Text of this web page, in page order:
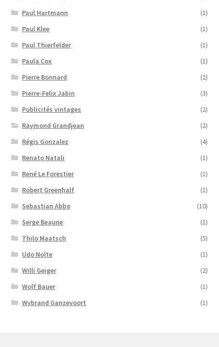
Paul Hartmann
(1)
Paul Klee
(1)
Paul Thierfelder
(1)
Paula Cox
(1)
Pierre Bonnard
(2)
Pierre-Felix Jabin
(3)
Publicités vintages
(2)
Raymond Grandjean
(2)
Régis Gonzalez
(4)
Renato Natali
(1)
René Le Forestier
(1)
Robert Greenhalf
(1)
Sebastian Abbo
(10)
Serge Beaune
(1)
Thilo Maatsch
(5)
Udo Nolte
(1)
Willi Geiger
(2)
Wolf Bauer
(1)
Wybrand Ganzevoort
(1)